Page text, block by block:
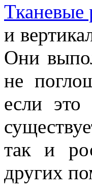
и
Они
не
если это
так и
других